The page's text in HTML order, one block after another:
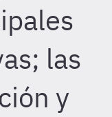
las
y